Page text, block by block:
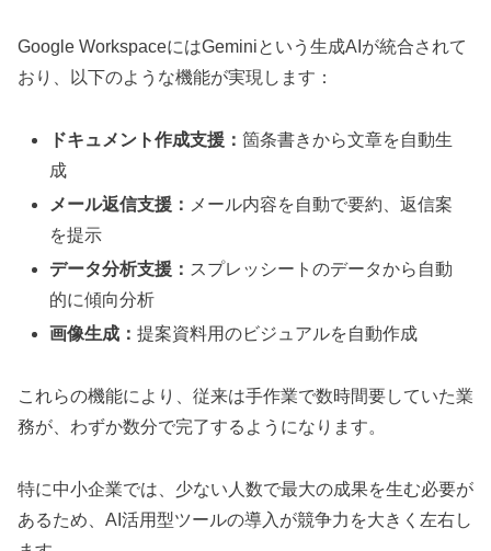
Google WorkspaceにはGeminiという生成AIが統合されて
おり、以下のような機能が実現します：
ドキュメント作成支援：箇条書きから文章を自動生
成
メール返信支援： メール内容を自動で要約、返信案
を提示
データ分析支援： スプレッシートのデータから自動
的に傾向分析
画像生成：提案資料用のビジュアルを自動作成
これらの機能により、従来は手作業で数時間要していた業
務が、わずか数分で完了するようになります。
特に中小企業では、少ない人数で最大の成果を生む必要が
あるため、AI活用型ツールの導入が競争力を大きく左右し